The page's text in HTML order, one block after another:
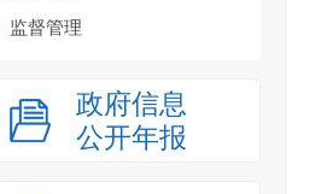
监督管理
政府信息
公开年报